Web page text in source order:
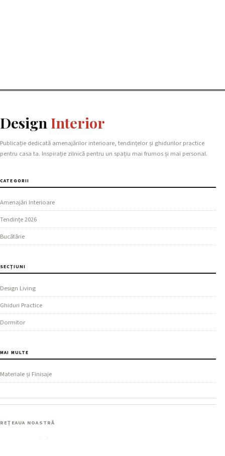
Design Interior
Publicație dedicată amenajărilor interioare, tendințelor și ghidurilor practice
pentru casa ta. Inspirație zilnică pentru un spațiu mai frumos și mai personal.
CATEGORII
Amenajări Interioare
Tendințe 2026
Bucătărie
SECȚIUNI
Design Living
Ghiduri Practice
Dormitor
MAI MULTE
Materiale și Finisaje
REȚEAUA NOASTRĂ
AgentImobiliar